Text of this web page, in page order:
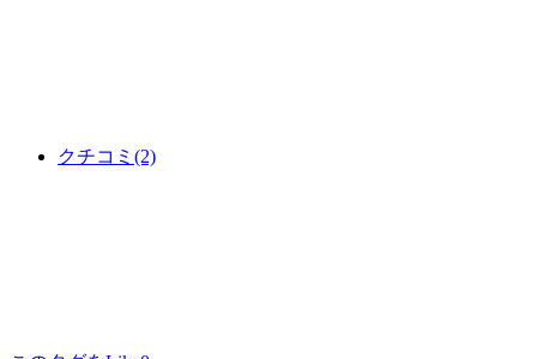
クチコミ (2)